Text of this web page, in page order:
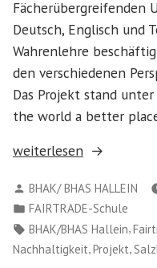
Fächerübergreifenden
Deutsch, Englisch und
Wahrenlehre
den verschiedenen
Das Projekt stand
the world a better
„Projektunterricht
can
we
make
the
weiterlesen
Verfasst
von
BHAK/ BHAS HALLEIN
Veröffentlicht
in
FAIRTRADE-Schule
Schlagwörter:
BHAK/BHAS Hallein,
Nachhaltigkeit Projekt